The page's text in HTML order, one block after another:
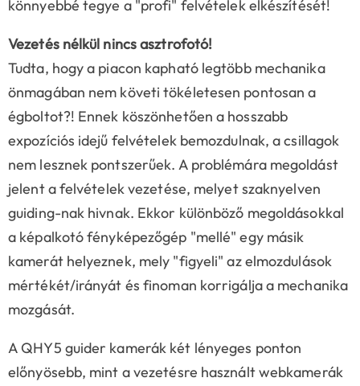
könnyebbé tegye a "profi" felvételek elkészítését!
Vezetés nélkül nincs asztrofotó!
Tudta, hogy a piacon kapható legtöbb mechanika
önmagában nem követi tökéletesen pontosan a
égboltot?! Ennek köszönhetően a hosszabb
expozíciós idejű felvételek bemozdulnak, a csillagok
nem lesznek pontszerűek. A problémára megoldást
jelent a felvételek vezetése, melyet szaknyelven
guiding-nak hivnak. Ekkor különböző megoldásokkal
a képalkotó fényképezőgép "mellé" egy másik
kamerát helyeznek, mely "figyeli" az elmozdulások
mértékét/irányát és finoman korrigálja a mechanika
mozgását.
A QHY5 guider kamerák két lényeges ponton
előnyösebb, mint a vezetésre használt webkamerák